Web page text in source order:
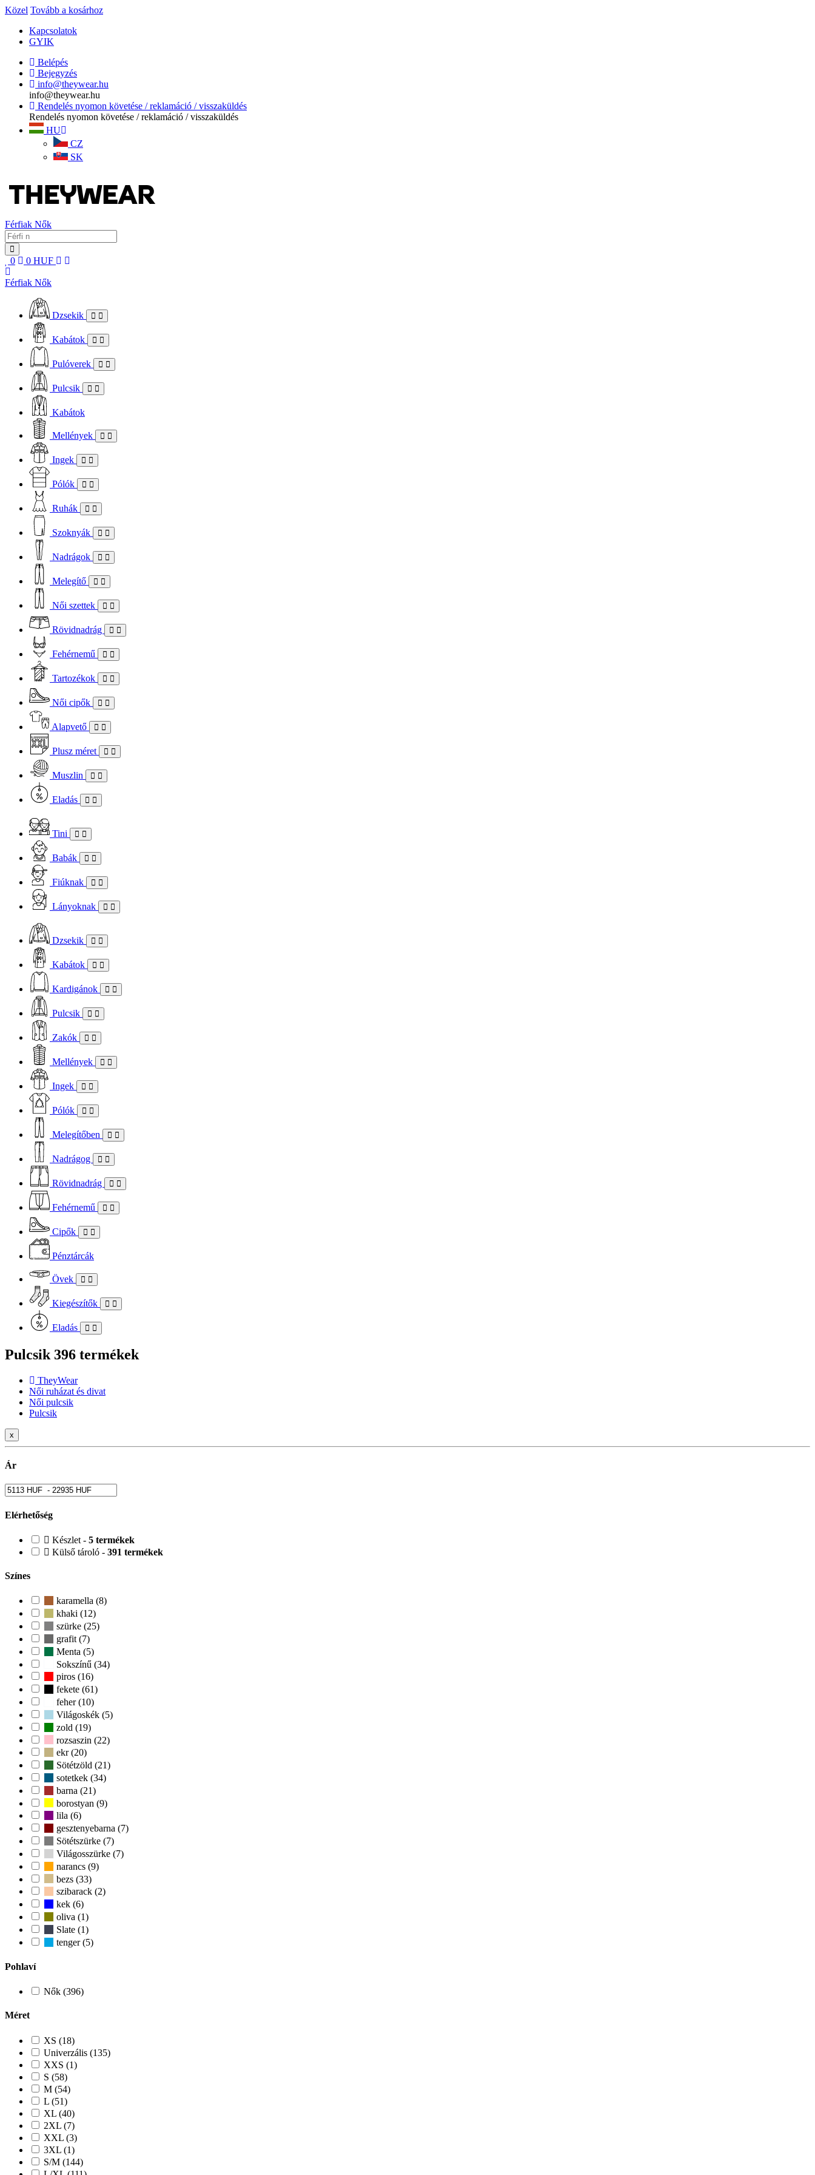
Közel Tovább a kosárhoz
Kapcsolatok
GYIK
Belépés
Bejegyzés
info@theywear.hu
info@theywear.hu
Rendelés nyomon követése / reklamáció / visszaküldés
Rendelés nyomon követése / reklamáció / visszaküldés
HU
CZ
SK
Férfiak Nők
0 0 HUF
Férfiak Nők
Dzsekik
Kabátok
Pulóverek
Pulcsik
Kabátok
Mellények
Ingek
Pólók
Ruhák
Szoknyák
Nadrágok
Melegítő
Női szettek
Rövidnadrág
Fehérnemű
Tartozékok
Női cipők
Alapvető
Plusz méret
Muszlin
Eladás
Tini
Babák
Fiúknak
Lányoknak
Dzsekik
Kabátok
Kardigánok
Pulcsik
Zakók
Mellények
Ingek
Pólók
Melegítőben
Nadrágog
Rövidnadrág
Fehérnemű
Cipők
Pénztárcák
Övek
Kiegészítők
Eladás
Pulcsik 396 termékek
TheyWear
Női ruházat és divat
Női pulcsik
Pulcsik
x
Ár
Elérhetőség
Készlet - 5 termékek
Külső tároló - 391 termékek
Színes
karamella (8)
khaki (12)
szürke (25)
grafit (7)
Menta (5)
Sokszínű (34)
piros (16)
fekete (61)
feher (10)
Világoskék (5)
zold (19)
rozsaszin (22)
ekr (20)
Sötétzöld (21)
sotetkek (34)
barna (21)
borostyan (9)
lila (6)
gesztenyebarna (7)
Sötétszürke (7)
Világosszürke (7)
narancs (9)
bezs (33)
szibarack (2)
kek (6)
oliva (1)
Slate (1)
tenger (5)
Pohlaví
Nők (396)
Méret
XS (18)
Univerzális (135)
XXS (1)
S (58)
M (54)
L (51)
XL (40)
2XL (7)
XXL (3)
3XL (1)
S/M (144)